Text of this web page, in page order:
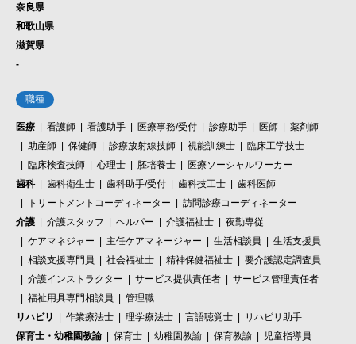
奈良県
和歌山県
滋賀県
-
職種
医療 看護師 看護助手 医療事務/受付 診療助手 医師
薬剤師
助産師
保健師 診療放射線技師 視能訓練士
臨床工学技士
臨床検査技師
心理士 胚培養士
医療ソーシャルワーカー
歯科
歯科衛生士 歯科助手/受付 歯科技工士
歯科医師
トリートメントコーディネーター
訪問診療コーディネーター
介護
介護スタッフ ヘルパー 介護福祉士
夜勤専従
ケアマネジャー
主任ケアマネージャー 生活相談員
生活支援員
相談支援専門員
社会福祉士 精神保健福祉士
要介護認定調査員
介護インストラクター
サービス提供責任者
サービス管理責任者
福祉用具専門相談員
管理職
リハビリ
作業療法士 理学療法士 言語聴覚士
リハビリ助手
保育士・幼稚園教諭
保育士 幼稚園教諭 保育教諭 児童指導員